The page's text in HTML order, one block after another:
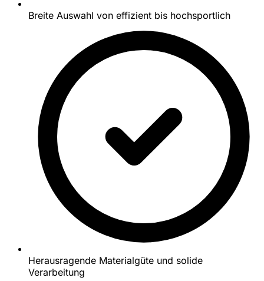
Breite Auswahl von effizient bis hochsportlich
Herausragende Materialgüte und solide
Verarbeitung